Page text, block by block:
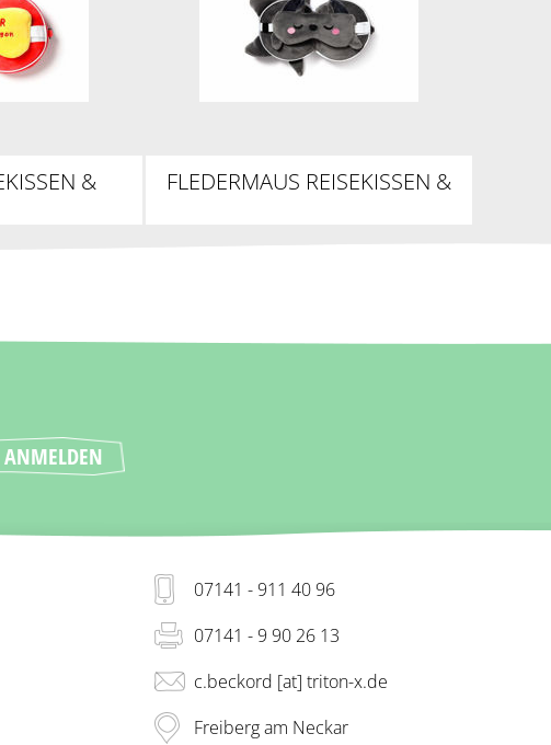
&
FLEDERMAUS REISEKISSEN &
07141 - 911 40 96
07141 - 9 90 26 13
c.beckord [at] triton-x.de
Freiberg am Neckar